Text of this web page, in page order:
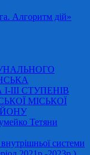
Алгоритм дій»
ІІІ СТУПЕНІВ
МІСЬКОЇ
Тетяни
системи